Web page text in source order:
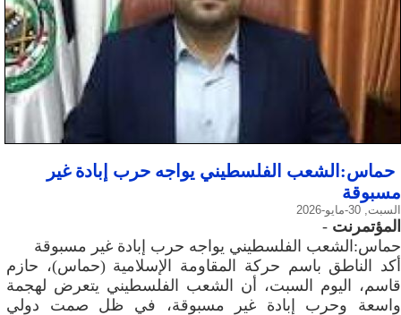
حماس:الشعب الفلسطيني يواجه حرب إبادة غير
مسبوقة
السبت, 30-مايو-2026
المؤتمرنت -
حماس:الشعب الفلسطيني يواجه حرب إبادة غير مسبوقة
أكد الناطق باسم حركة المقاومة الإسلامية (حماس)، حازم
قاسم، اليوم السبت، أن الشعب الفلسطيني يتعرض لهجمة
واسعة وحرب إبادة غير مسبوقة، في ظل صمت دولي